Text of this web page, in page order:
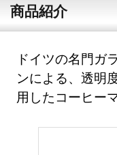
商品紹介
ドイツの名門ガ
ンによる、透明
用したコーヒー